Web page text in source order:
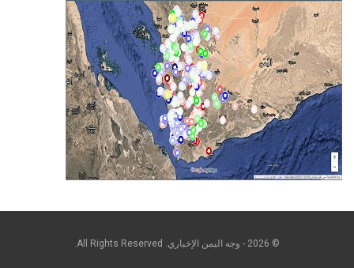
© 2026 - وجه اليمن الإخباري. All Rights Reserved.